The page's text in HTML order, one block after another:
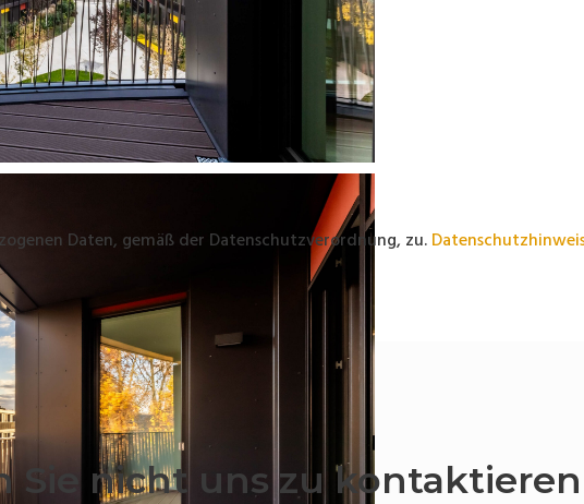
Daten, gemäß der Datenschutzverordnung, zu.
Sie nicht uns zu kontaktieren